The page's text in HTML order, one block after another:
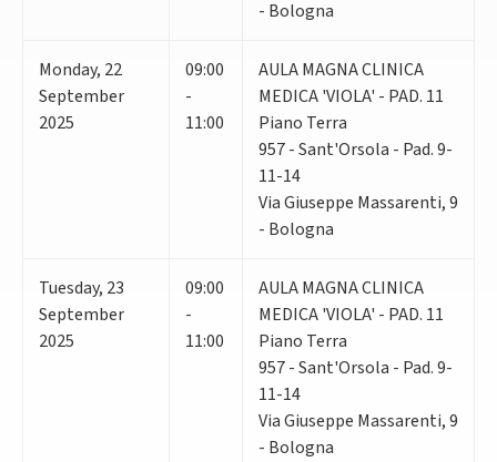
- Bologna
Monday, 22
September
2025
09:00
-
11:00
AULA MAGNA CLINICA
MEDICA 'VIOLA' - PAD. 11
Piano Terra
957 - Sant'Orsola - Pad. 9-
11-14
Via Giuseppe Massarenti, 9
- Bologna
Tuesday, 23
September
2025
09:00
-
11:00
AULA MAGNA CLINICA
MEDICA 'VIOLA' - PAD. 11
Piano Terra
957 - Sant'Orsola - Pad. 9-
11-14
Via Giuseppe Massarenti, 9
- Bologna